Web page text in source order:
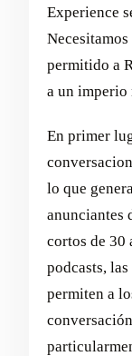
Experience
permitido a
a un imperio
En primer
lo que
anunciantes
cortos de 30
podcasts,
permiten a